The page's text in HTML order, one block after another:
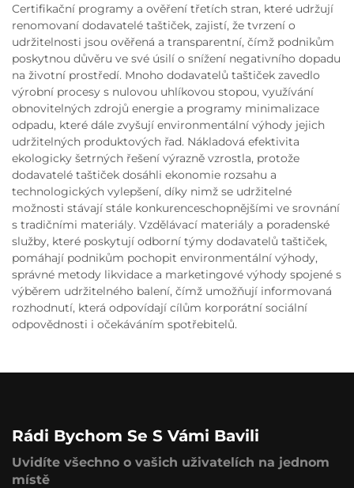
Certifikační programy a ověření třetích stran, které udržují
renomovaní dodavatelé taštiček, zajistí, že tvrzení o
udržitelnosti jsou ověřená a transparentní, čímž podnikům
poskytnou důvěru ve své úsilí o snížení negativního dopadu
na životní prostředí. Mnoho dodavatelů taštiček zavedlo
výrobní procesy s nulovou uhlíkovou stopou, využívání
obnovitelných zdrojů energie a programy minimalizace
odpadu, které dále zvyšují environmentální výhody jejich
udržitelných produktových řad. Nákladová efektivita
ekologicky šetrných řešení výrazně vzrostla, protože
dodavatelé taštiček dosáhli ekonomie rozsahu a
technologických vylepšení, díky nimž se udržitelné
možnosti stávají stále konkurenceschopnějšími ve srovnání
s tradičními materiály. Vzdělávací materiály a poradenské
služby, které poskytují odborní týmy dodavatelů taštiček,
pomáhají podnikům pochopit environmentální výhody,
správné metody likvidace a marketingové výhody spojené s
výběrem udržitelného balení, čímž umožňují informovaná
rozhodnutí, která odpovídají cílům korporátní sociální
odpovědnosti i očekáváním spotřebitelů.
Rádi Bychom Se S Vámi Bavili
Uvidíte všechno o vašich uživatelích na jednom
místě